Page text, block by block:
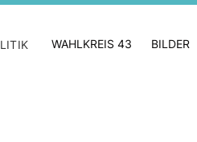
WAHLKREIS 43 BILDER